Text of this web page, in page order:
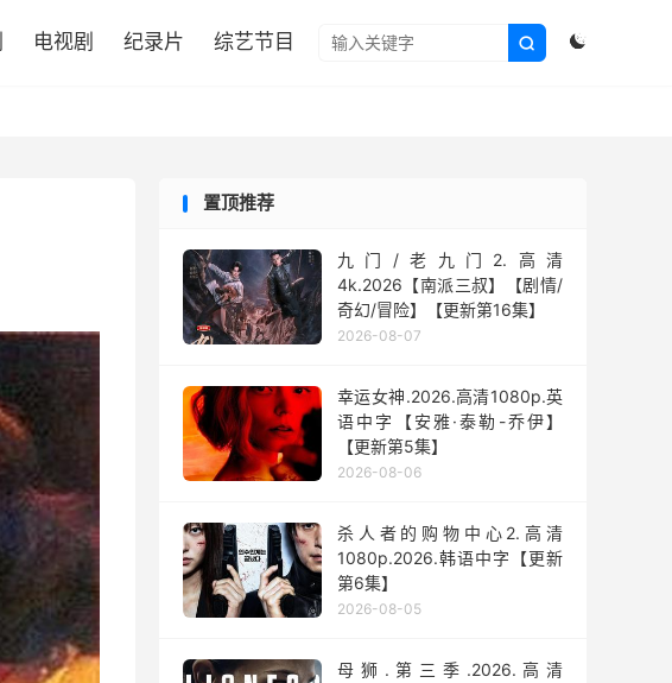


电视剧 纪录片 综艺节目
置顶推荐
九门/老九门2.高清
4k.2026【南派三叔】【剧情/
奇幻/冒险】【更新第16集】
2026-08-07
幸运女神.2026.高清1080p.英
语中字【安雅·泰勒-乔伊】
【更新第5集】
2026-08-06
杀人者的购物中心2.高清
1080p.2026.韩语中字【更新
第6集】
2026-08-05
母狮.第三季.2026.高清